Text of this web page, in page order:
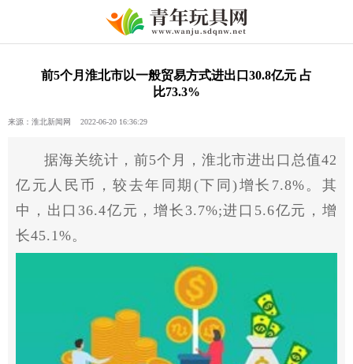
前5个月淮北市以一般贸易方式进出口30.8亿元 占
比73.3%
来源：淮北新闻网 2022-06-20 16:36:29
据海关统计，前5个月，淮北市进出口总值42
亿元人民币，较去年同期(下同)增长7.8%。其
中，出口36.4亿元，增长3.7%;进口5.6亿元，增
长45.1%。